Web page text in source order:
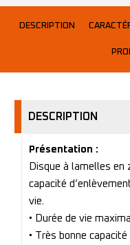
DESCRIPTION
DESCRIPTION
Présentation :
Disque à lamelles en
capacité
vie.
• Durée de vie
• Très bonne